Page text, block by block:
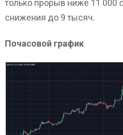
только прорыв ниже 11 000
снижения до 9 тысяч.
Почасовой график